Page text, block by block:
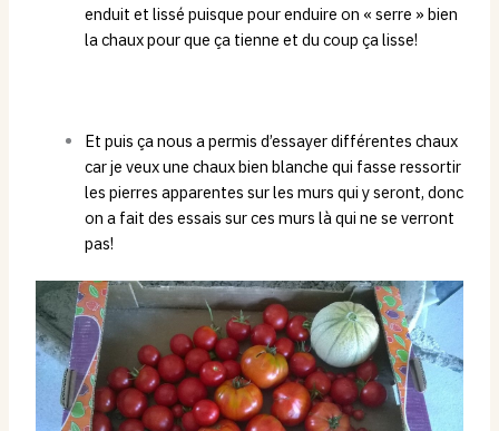
enduit et lissé puisque pour enduire on « serre » bien
la chaux pour que ça tienne et du coup ça lisse!
Et puis ça nous a permis d’essayer différentes chaux
car je veux une chaux bien blanche qui fasse ressortir
les pierres apparentes sur les murs qui y seront, donc
on a fait des essais sur ces murs là qui ne se verront
pas!